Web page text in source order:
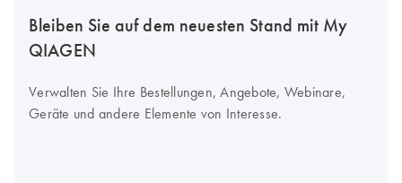
Bleiben Sie auf dem neuesten Stand mit My
QIAGEN
Verwalten Sie Ihre Bestellungen, Angebote, Webinare,
Geräte und andere Elemente von Interesse.